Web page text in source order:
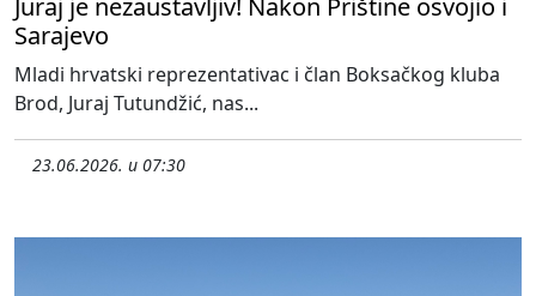
Sarajevo
Mladi hrvatski reprezentativac i član Boksačkog kluba
Brod, Juraj Tutundžić, nas...
23.06.2026. u 07:30